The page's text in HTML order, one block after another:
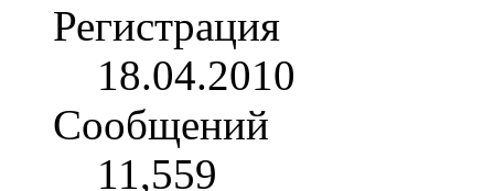
Регистрация
18.04.2010
Сообщений
11,559